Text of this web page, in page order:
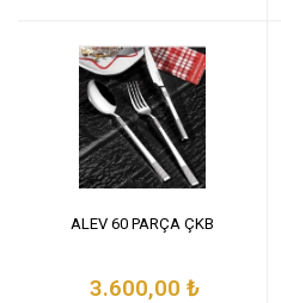
ALEV 60 PARÇA ÇKB
3.600,00 ₺